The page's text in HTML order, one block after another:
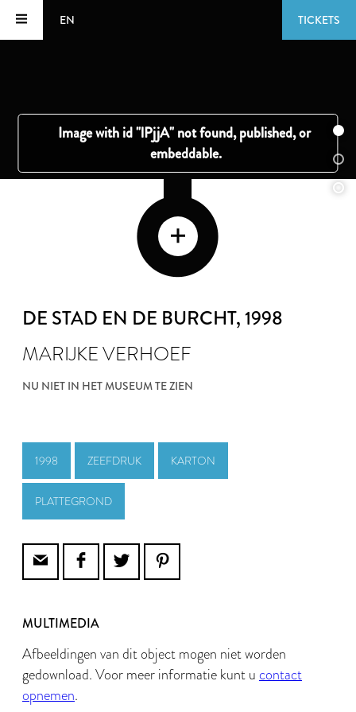
EN TICKETS
DE STAD EN DE BURCHT, 1998
MARIJKE VERHOEF
NU NIET IN HET MUSEUM TE ZIEN
1998 ZEEFDRUK KARTON
PLATTEGROND
MULTIMEDIA
Afbeeldingen van dit object mogen niet worden
gedownload. Voor meer informatie kunt u contact
opnemen.